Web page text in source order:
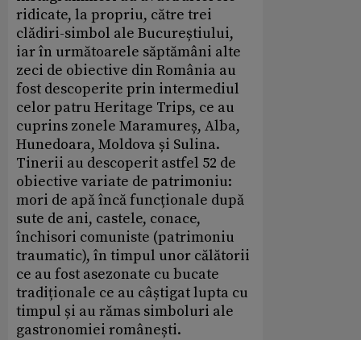
ridicate, la propriu, către trei
clădiri-simbol ale Bucureștiului,
iar în următoarele săptămâni alte
zeci de obiective din România au
fost descoperite prin intermediul
celor patru Heritage Trips, ce au
cuprins zonele Maramureș, Alba,
Hunedoara, Moldova și Sulina.
Tinerii au descoperit astfel 52 de
obiective variate de patrimoniu:
mori de apă încă funcționale după
sute de ani, castele, conace,
închisori comuniste (patrimoniu
traumatic), în timpul unor călătorii
ce au fost asezonate cu bucate
tradiționale ce au câștigat lupta cu
timpul și au rămas simboluri ale
gastronomiei românești.